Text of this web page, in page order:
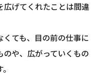
げてくれたことは間違
ても、目の前の仕事に
や、広がっていくもの